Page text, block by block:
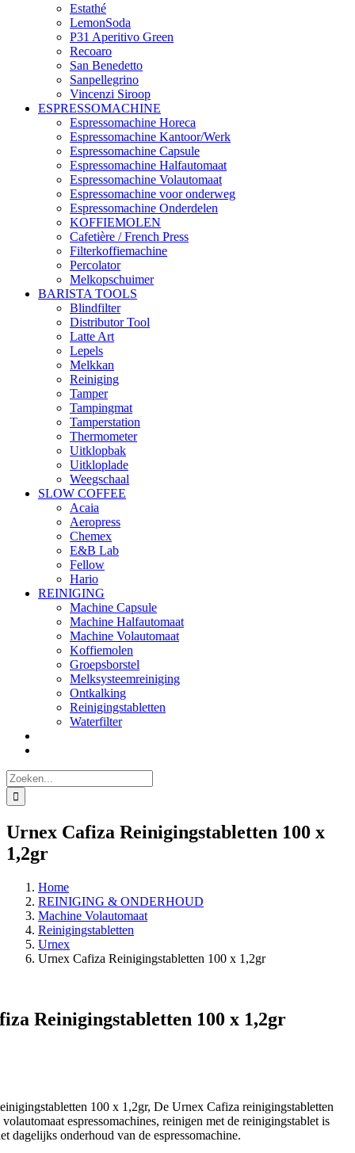
Estathé
LemonSoda
P31 Aperitivo Green
Recoaro
San Benedetto
Sanpellegrino
Vincenzi Siroop
ESPRESSOMACHINE
Espressomachine Horeca
Espressomachine Kantoor/Werk
Espressomachine Capsule
Espressomachine Halfautomaat
Espressomachine Volautomaat
Espressomachine voor onderweg
Espressomachine Onderdelen
KOFFIEMOLEN
Cafetière / French Press
Filterkoffiemachine
Percolator
Melkopschuimer
BARISTA TOOLS
Blindfilter
Distributor Tool
Latte Art
Lepels
Melkkan
Reiniging
Tamper
Tampingmat
Tamperstation
Thermometer
Uitklopbak
Uitkloplade
Weegschaal
SLOW COFFEE
Acaia
Aeropress
Chemex
E&B Lab
Fellow
Hario
REINIGING
Machine Capsule
Machine Halfautomaat
Machine Volautomaat
Koffiemolen
Groepsborstel
Melksysteemreiniging
Ontkalking
Reinigingstabletten
Waterfilter
Zoeken
naar:
Urnex Cafiza Reinigingstabletten 100 x
1,2gr
Home
REINIGING & ONDERHOUD
Machine Volautomaat
Reinigingstabletten
Urnex
Urnex Cafiza Reinigingstabletten 100 x 1,2gr
Reinigingstabletten 100 x 1,2gr
100 x 1,2gr, De Urnex Cafiza reinigingstabletten
espressomachines, reinigen met de reinigingstablet is
dagelijks onderhoud van de espressomachine.